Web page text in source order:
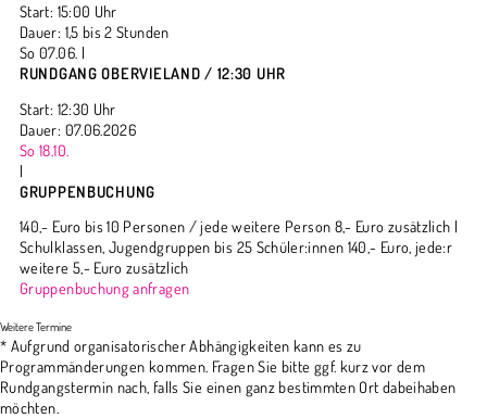
Start: 15:00 Uhr
Dauer: 1,5 bis 2 Stunden
So 07.06. |
RUNDGANG OBERVIELAND / 12:30 UHR
Start: 12:30 Uhr
Dauer: 07.06.2026
So 18.10.
|
GRUPPENBUCHUNG
140,- Euro bis 10 Personen / jede weitere Person 8,- Euro zusätzlich |
Schulklassen, Jugendgruppen bis 25 Schüler:innen 140,- Euro, jede:r
weitere 5,- Euro zusätzlich
Gruppenbuchung anfragen
* Aufgrund organisatorischer Abhängigkeiten kann es zu
Programmänderungen kommen. Fragen Sie bitte ggf. kurz vor dem
Rundgangstermin nach, falls Sie einen ganz bestimmten Ort dabeihaben
möchten.